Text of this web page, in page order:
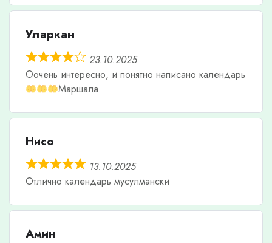
Уларкан
23.10.2025
Оочень интересно, и понятно написано календарь
Маршала.
Нисо
13.10.2025
Отлично календарь мусулмански
Амин